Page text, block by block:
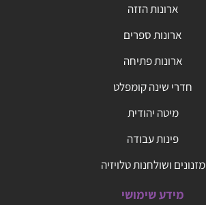
ארונות הזזה
ארונות ספרים
ארונות פתיחה
חדרי שינה קומפלט
מיטה יהודית
פינות עבודה
מזנונים ושולחנות טלויזיה
מידע שימושי